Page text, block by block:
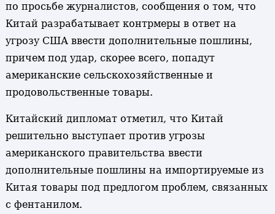
по просьбе журналистов, сообщения о том, что
Китай разрабатывает контрмеры в ответ на
угрозу США ввести дополнительные пошлины,
причем под удар, скорее всего, попадут
американские сельскохозяйственные и
продовольственные товары.
Китайский дипломат отметил, что Китай
решительно выступает против угрозы
американского правительства ввести
дополнительные пошлины на импортируемые из
Китая товары под предлогом проблем, связанных
с фентанилом.